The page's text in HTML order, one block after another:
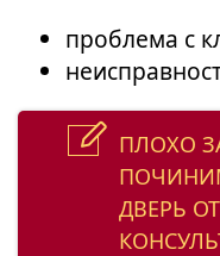
проблема с
ПЛОХО
ДВЕРЬ